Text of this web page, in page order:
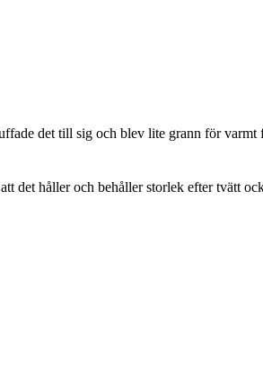
det till sig och blev lite grann för varmt
det håller och behåller storlek efter tvätt